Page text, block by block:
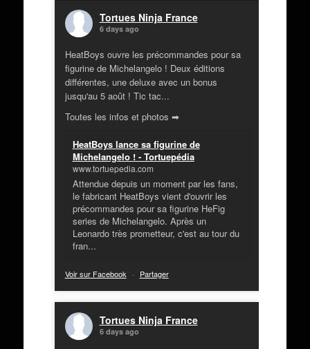
Tortues Ninja France
6 days ago
HeatBoys ouvre les précommandes pour sa
figurine de Michelangelo ! Deux éditions
différentes, une deluxe avec un bonus
jusqu'au 5 août ! Tic tac...
Toutes les infos et photos ➡
HeatBoys lance sa figurine de
Michelangelo ! - Tortuepédia
www.tortuepedia.com
Attendue depuis un moment par les fans,
le fabricant HeatBoys vient d'ouvrir les
précommandes pour sa figurine HeFig
series de Michelangelo. Après un
Leonardo très prometteur, c'est au tour du
fran...
Voir sur Facebook · Partager
Tortues Ninja France
6 days ago